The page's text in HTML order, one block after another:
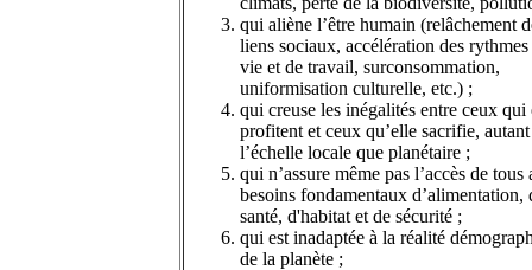
qui aliène l’être humain (relâchement
liens sociaux, accélération des rythmes
vie et de travail, surconsommation,
uniformisation culturelle, etc.) ;
qui creuse les inégalités entre ceux qui
profitent et ceux qu’elle sacrifie,
l’échelle locale que planétaire ;
qui n’assure même pas l’accès de tous
besoins fondamentaux d’alimentation,
santé, d'habitat et de sécurité ;
qui est inadaptée à la réalité
de la planète ;